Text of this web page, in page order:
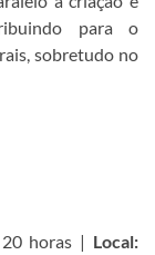
para o
sobretudo no
horas | Local: